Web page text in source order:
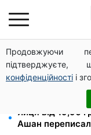
Продовжуючи
конфіденційності і
Бензин від
пальне на АЗС 8
Фейкові сайти
виманюють
Яйця від 19,90
Ашан